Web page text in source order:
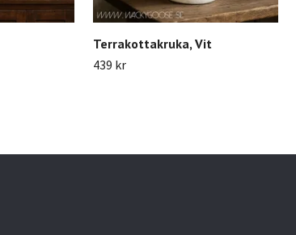
Terrakottakruka, Vit
439 kr